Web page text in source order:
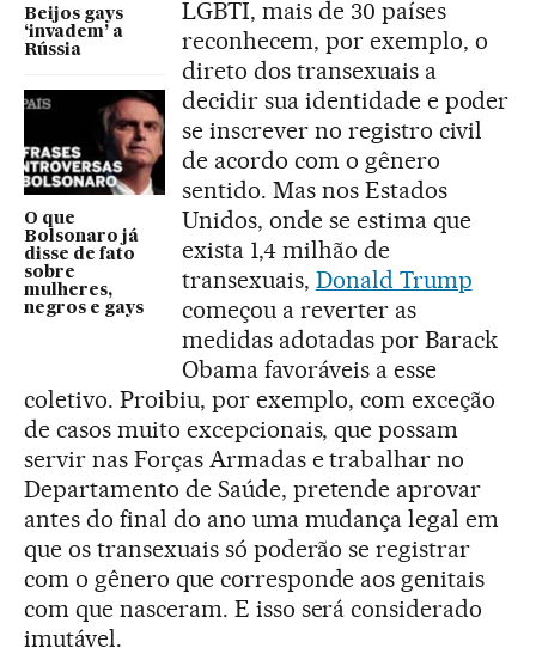
Beijos gays
‘invadem’ a
Rússia
O que
Bolsonaro já
disse de fato
sobre
mulheres,
negros e gays
LGBTI, mais de 30 países
reconhecem, por exemplo, o
direto dos transexuais a
decidir sua identidade e poder
se inscrever no registro civil
de acordo com o gênero
sentido. Mas nos Estados
Unidos, onde se estima que
exista 1,4 milhão de
transexuais, Donald Trump
começou a reverter as
medidas adotadas por Barack
Obama favoráveis a esse
coletivo. Proibiu, por exemplo, com exceção
de casos muito excepcionais, que possam
servir nas Forças Armadas e trabalhar no
Departamento de Saúde, pretende aprovar
antes do final do ano uma mudança legal em
que os transexuais só poderão se registrar
com o gênero que corresponde aos genitais
com que nasceram. E isso será considerado
imutável.